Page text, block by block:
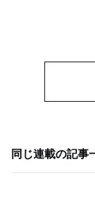
同じ連載の記事